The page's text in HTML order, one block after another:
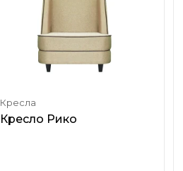
Кресла
Кресло Рико